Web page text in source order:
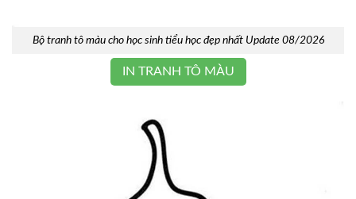
Bộ tranh tô màu cho học sinh tiểu học đẹp nhất Update 08/2026
IN TRANH TÔ MÀU